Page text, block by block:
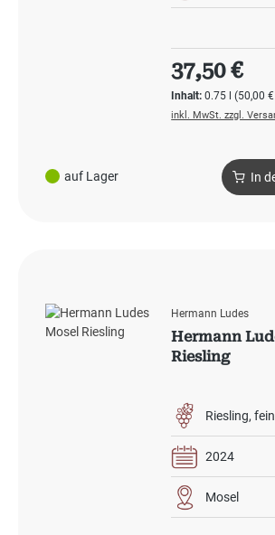
auf Lager
Inhalt:0.75 l(50,00
Regulärer
37,50 €
inkl. MwSt. zzgl.
In
Hermann Ludes
Hermann
Riesling
Riesling
2024
Mosel